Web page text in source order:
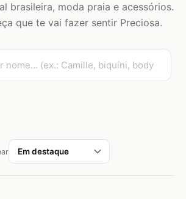
brasileira, moda praia e acessórios.
que te vai fazer sentir Preciosa.